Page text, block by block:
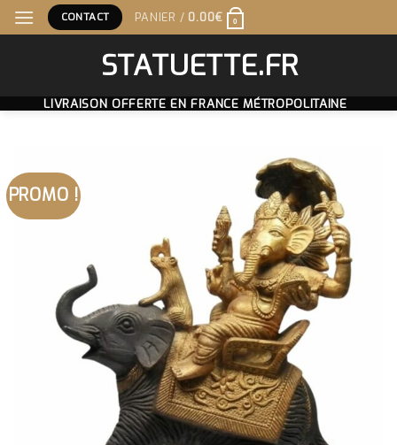
Skip
to
CONTACT PANIER / 0.00€ 0
STATUETTE.FR
LIVRAISON OFFERTE EN FRANCE MÉTROPOLITAINE
PROMO !